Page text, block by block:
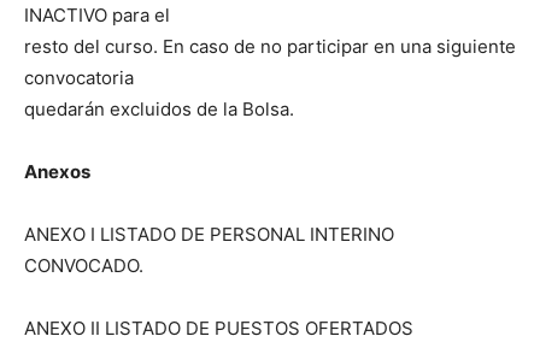
INACTIVO para el
resto del curso. En caso de no participar en una siguiente
convocatoria
quedarán excluidos de la Bolsa.
Anexos
ANEXO I LISTADO DE PERSONAL INTERINO
CONVOCADO.
ANEXO II LISTADO DE PUESTOS OFERTADOS